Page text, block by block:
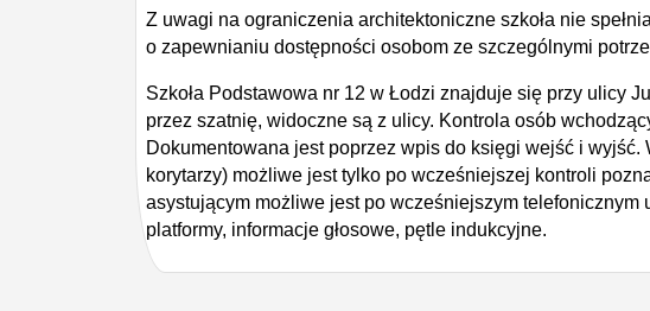
Z uwagi na ograniczenia architektoniczne szkoła nie
o zapewnianiu dostępności osobom ze szczególnymi
Szkoła Podstawowa nr 12 w Łodzi znajduje się przy ulicy
przez szatnię, widoczne są z ulicy. Kontrola osób
Dokumentowana jest poprzez wpis do księgi wejść i wyjść.
korytarzy) możliwe jest tylko po wcześniejszej kontroli
asystującym możliwe jest po wcześniejszym
platformy, informacje głosowe, pętle indukcyjne.